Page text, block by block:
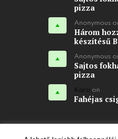
pizza
Anonymous
Három
készítésű
Anonymous
Sajtos
pizza
Karsi on
Fahéjas